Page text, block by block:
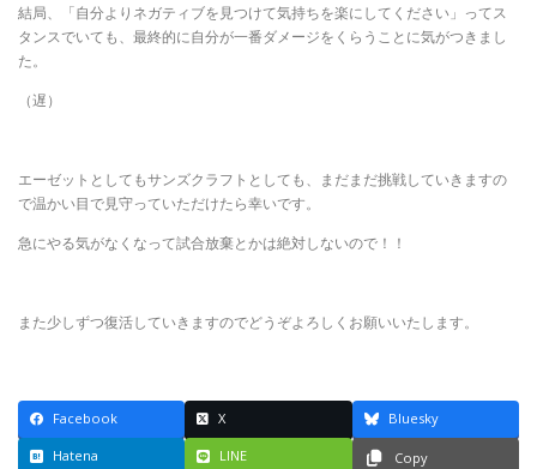
結局、「自分よりネガティブを見つけて気持ちを楽にしてください」ってス
タンスでいても、最終的に自分が一番ダメージをくらうことに気がつきまし
た。
（遅）
エーゼットとしてもサンズクラフトとしても、まだまだ挑戦していきますの
で温かい目で見守っていただけたら幸いです。
急にやる気がなくなって試合放棄とかは絶対しないので！！
また少しずつ復活していきますのでどうぞよろしくお願いいたします。
Facebook X Bluesky
Hatena LINE Copy